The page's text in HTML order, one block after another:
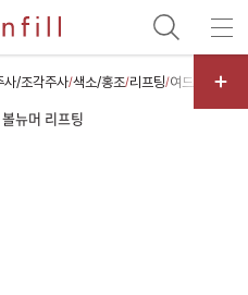
사/조각주사/색소/홍조/리프팅/여드름/모공
카카